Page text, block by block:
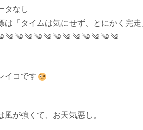
タなし
は「タイムは気にせず、とにかく完走
༄ ༄ ༄ ༄ ༄ ༄ ༄ ༄ ༄ ༄ ༄ ༄
イコです
風が強くて、お天気悪し。